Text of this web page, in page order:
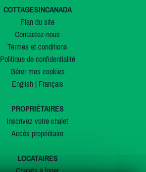
COTTAGESINCANADA
Plan du site
Contactez-nous
Termes et conditions
Politique de confidentialité
Gérer mes cookies
English| Français
PROPRIÉTAIRES
Inscrivez votre chalet
Accès propriétaire
LOCATAIRES